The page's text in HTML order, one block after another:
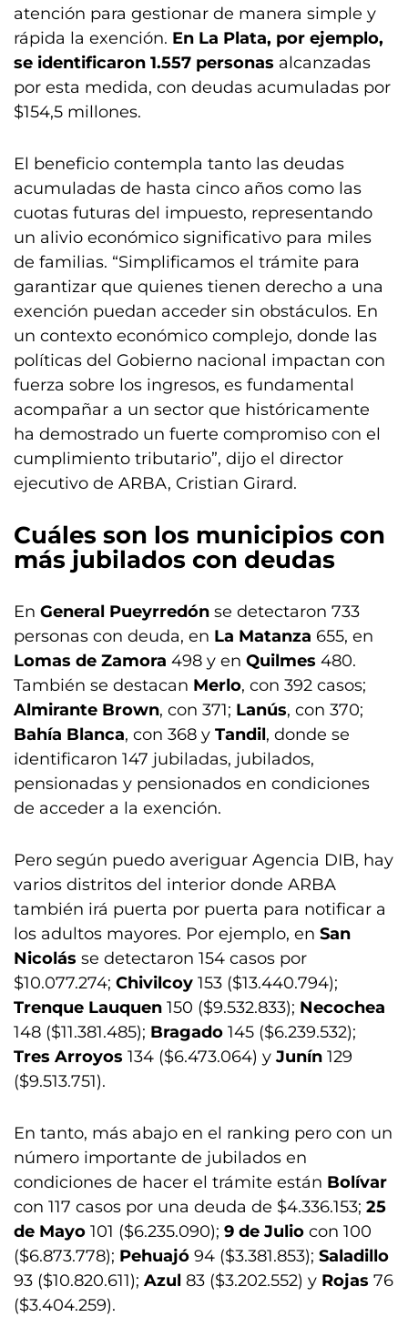
atención para gestionar de manera simple y
rápida la exención. En La Plata, por ejemplo,
se identificaron 1.557 personas alcanzadas
por esta medida, con deudas acumuladas por
$154,5 millones.
El beneficio contempla tanto las deudas
acumuladas de hasta cinco años como las
cuotas futuras del impuesto, representando
un alivio económico significativo para miles
de familias. “Simplificamos el trámite para
garantizar que quienes tienen derecho a una
exención puedan acceder sin obstáculos. En
un contexto económico complejo, donde las
políticas del Gobierno nacional impactan con
fuerza sobre los ingresos, es fundamental
acompañar a un sector que históricamente
ha demostrado un fuerte compromiso con el
cumplimiento tributario”, dijo el director
ejecutivo de ARBA, Cristian Girard.
Cuáles son los municipios con
más jubilados con deudas
En General Pueyrredón se detectaron 733
personas con deuda, en La Matanza 655, en
Lomas de Zamora 498 y en Quilmes 480.
También se destacan Merlo, con 392 casos;
Almirante Brown, con 371; Lanús, con 370;
Bahía Blanca, con 368 y Tandil, donde se
identificaron 147 jubiladas, jubilados,
pensionadas y pensionados en condiciones
de acceder a la exención.
Pero según puedo averiguar Agencia DIB, hay
varios distritos del interior donde ARBA
también irá puerta por puerta para notificar a
los adultos mayores. Por ejemplo, en San
Nicolás se detectaron 154 casos por
$10.077.274; Chivilcoy 153 ($13.440.794);
Trenque Lauquen 150 ($9.532.833); Necochea
148 ($11.381.485); Bragado 145 ($6.239.532);
Tres Arroyos 134 ($6.473.064) y Junín 129
($9.513.751).
En tanto, más abajo en el ranking pero con un
número importante de jubilados en
condiciones de hacer el trámite están Bolívar
con 117 casos por una deuda de $4.336.153; 25
de Mayo 101 ($6.235.090); 9 de Julio con 100
($6.873.778); Pehuajó 94 ($3.381.853); Saladillo
93 ($10.820.611); Azul 83 ($3.202.552) y Rojas 76
($3.404.259).